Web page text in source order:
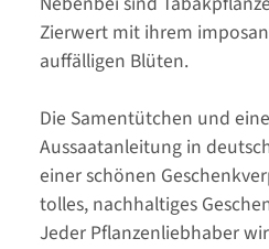
Zierwert mit ihrem
auffälligen Blüten.
Die Samentütchen und
Aussaatanleitung in
einer schönen
tolles, nachhaltiges
Jeder Pflanzenliebhaber